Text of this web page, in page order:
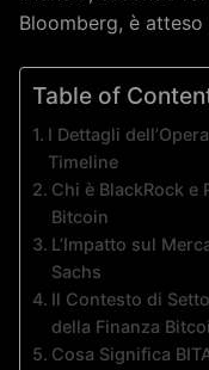
Bloomberg, è
Table of
I Dettagli
Timeline
Chi è BlackRock e
Bitcoin
L’Impatto sul
Sachs
Il Contesto di
della Finanza
Cosa Significa